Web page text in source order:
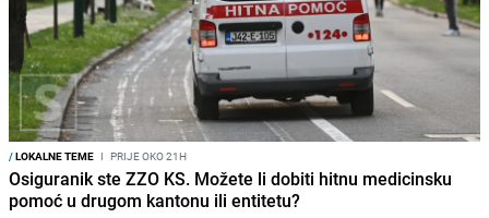
/LOKALNE TEME I PRIJE OKO 21H
Osiguranik ste ZZO KS. Možete li dobiti hitnu medicinsku
pomoć u drugom kantonu ili entitetu?